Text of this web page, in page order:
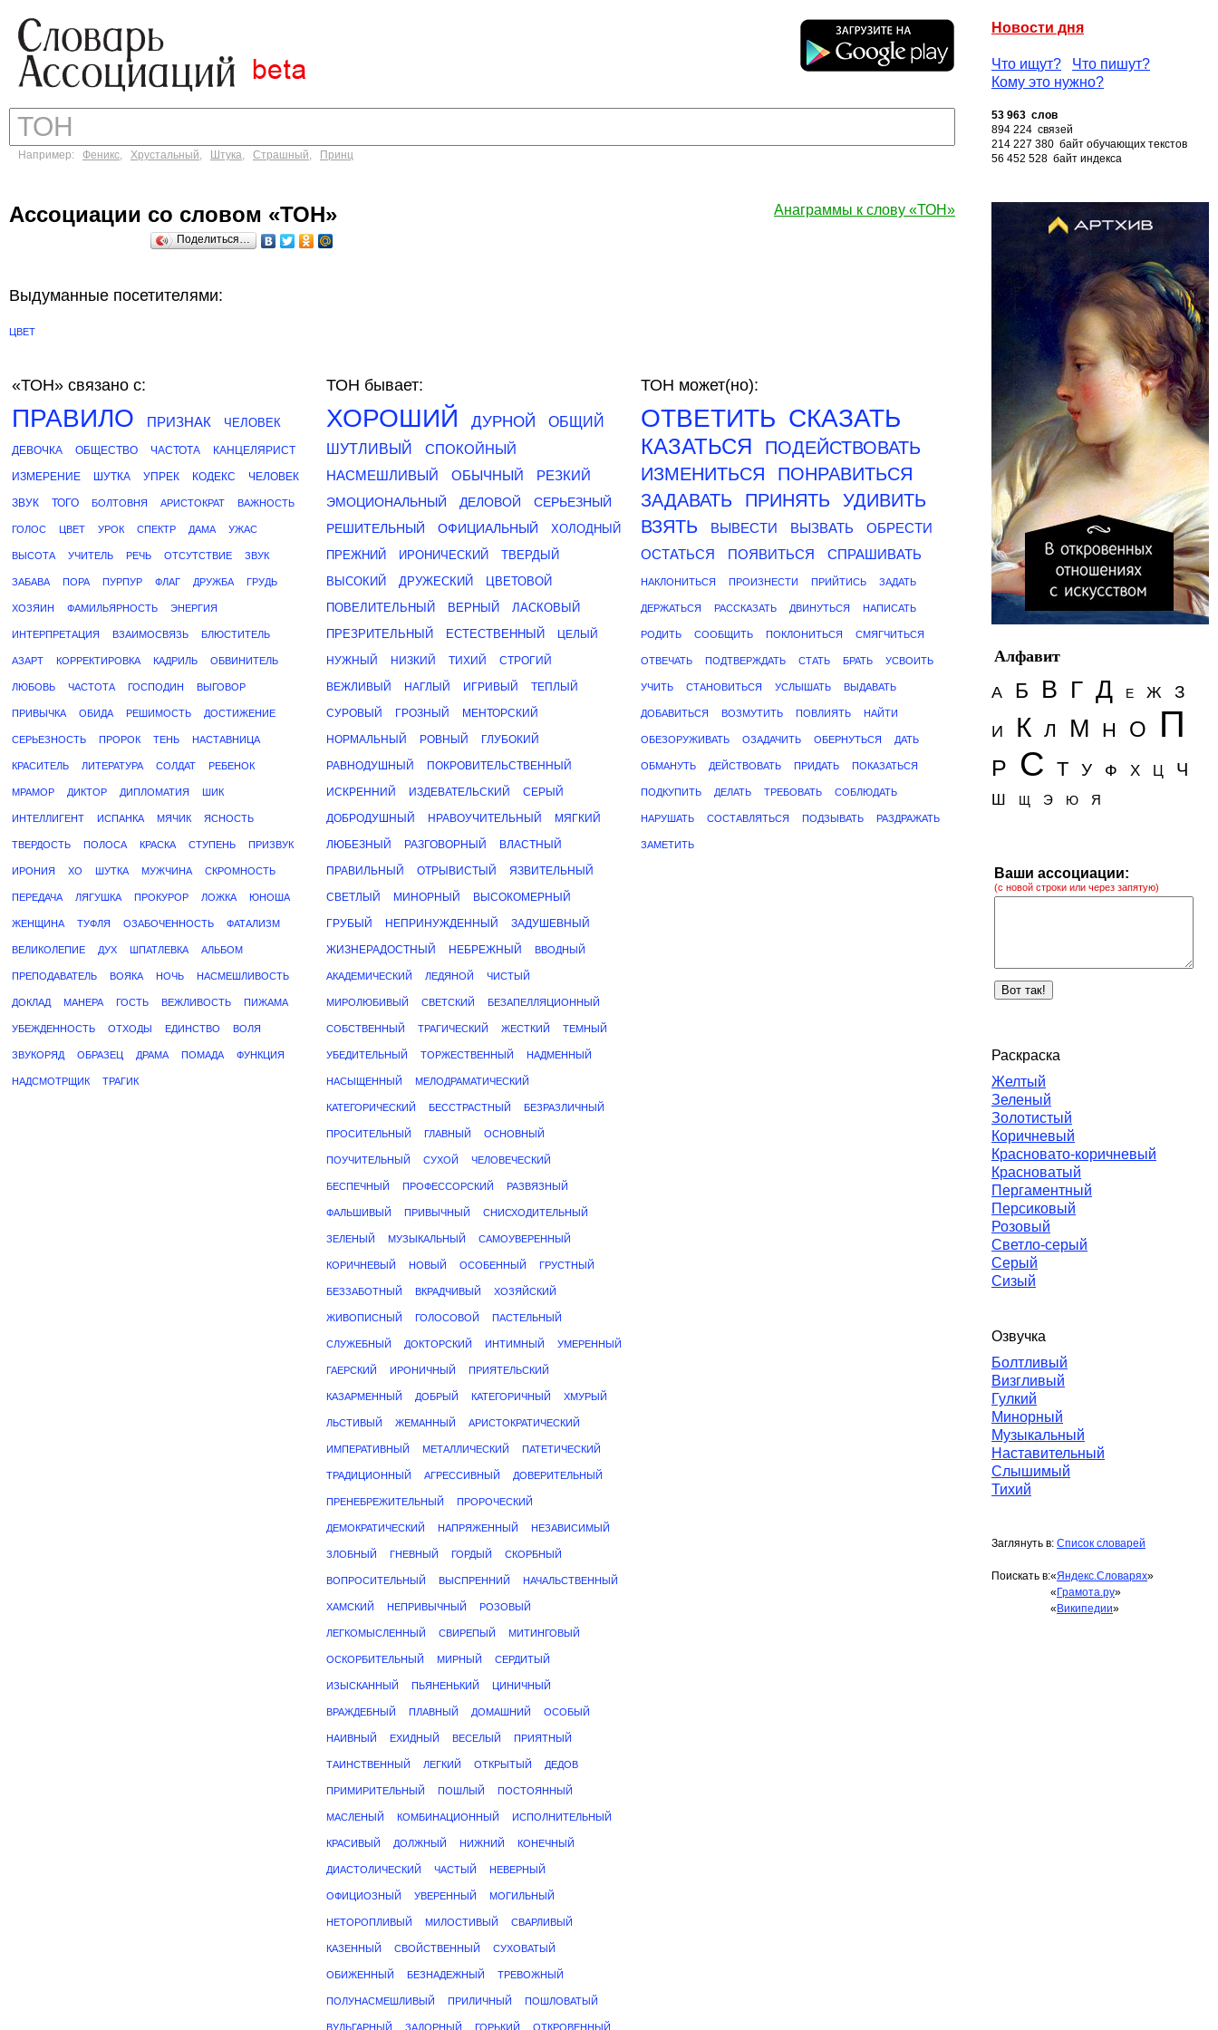
Новости дня
Что ищут?
Что пишут?
Кому это нужно?
Например: Феникс, Хрустальный, Штука, Страшный, Принц
53 963 слов
894 224 связей
214 227 380 байт обучающих текстов
56 452 528 байт индекса
Анаграммы к слову «ТОН»
Ассоциации со словом «ТОН»
Поделиться…
Выдуманные посетителями:
ЦВЕТ
«ТОН» связано с:
ПРАВИЛО ПРИЗНАК ЧЕЛОВЕК
ДЕВОЧКА ОБЩЕСТВО ЧАСТОТА КАНЦЕЛЯРИСТ
ИЗМЕРЕНИЕ ШУТКА УПРЕК КОДЕКС ЧЕЛОВЕК
ЗВУК ТОГО БОЛТОВНЯ АРИСТОКРАТ ВАЖНОСТЬ
ГОЛОС ЦВЕТ УРОК СПЕКТР ДАМА УЖАС
ВЫСОТА УЧИТЕЛЬ РЕЧЬ ОТСУТСТВИЕ ЗВУК
ЗАБАВА ПОРА ПУРПУР ФЛАГ ДРУЖБА ГРУДЬ
ХОЗЯИН ФАМИЛЬЯРНОСТЬ ЭНЕРГИЯ
ИНТЕРПРЕТАЦИЯ ВЗАИМОСВЯЗЬ БЛЮСТИТЕЛЬ
АЗАРТ КОРРЕКТИРОВКА КАДРИЛЬ ОБВИНИТЕЛЬ
ЛЮБОВЬ ЧАСТОТА ГОСПОДИН ВЫГОВОР
ПРИВЫЧКА ОБИДА РЕШИМОСТЬ ДОСТИЖЕНИЕ
СЕРЬЕЗНОСТЬ ПРОРОК ТЕНЬ НАСТАВНИЦА
КРАСИТЕЛЬ ЛИТЕРАТУРА СОЛДАТ РЕБЕНОК
МРАМОР ДИКТОР ДИПЛОМАТИЯ ШИК
ИНТЕЛЛИГЕНТ ИСПАНКА МЯЧИК ЯСНОСТЬ
ТВЕРДОСТЬ ПОЛОСА КРАСКА СТУПЕНЬ ПРИЗВУК
ИРОНИЯ ХО ШУТКА МУЖЧИНА СКРОМНОСТЬ
ПЕРЕДАЧА ЛЯГУШКА ПРОКУРОР ЛОЖКА ЮНОША
ЖЕНЩИНА ТУФЛЯ ОЗАБОЧЕННОСТЬ ФАТАЛИЗМ
ВЕЛИКОЛЕПИЕ ДУХ ШПАТЛЕВКА АЛЬБОМ
ПРЕПОДАВАТЕЛЬ ВОЯКА НОЧЬ НАСМЕШЛИВОСТЬ
ДОКЛАД МАНЕРА ГОСТЬ ВЕЖЛИВОСТЬ ПИЖАМА
УБЕЖДЕННОСТЬ ОТХОДЫ ЕДИНСТВО ВОЛЯ
ЗВУКОРЯД ОБРАЗЕЦ ДРАМА ПОМАДА ФУНКЦИЯ
НАДСМОТРЩИК ТРАГИК
ТОН бывает:
ХОРОШИЙ ДУРНОЙ
ОБЩИЙ
ШУТЛИВЫЙ
СПОКОЙНЫЙ
НАСМЕШЛИВЫЙ
ОБЫЧНЫЙ РЕЗКИЙ
ЭМОЦИОНАЛЬНЫЙ ДЕЛОВОЙ
СЕРЬЕЗНЫЙ
РЕШИТЕЛЬНЫЙ
ОФИЦИАЛЬНЫЙ
ХОЛОДНЫЙ
ПРЕЖНИЙ
ИРОНИЧЕСКИЙ
ТВЕРДЫЙ
ВЫСОКИЙ
ДРУЖЕСКИЙ
ЦВЕТОВОЙ
ПОВЕЛИТЕЛЬНЫЙ
ВЕРНЫЙ
ЛАСКОВЫЙ
ПРЕЗРИТЕЛЬНЫЙ
ЕСТЕСТВЕННЫЙ ЦЕЛЫЙ
НУЖНЫЙ НИЗКИЙ ТИХИЙ СТРОГИЙ
ВЕЖЛИВЫЙ НАГЛЫЙ ИГРИВЫЙ ТЕПЛЫЙ
СУРОВЫЙ ГРОЗНЫЙ МЕНТОРСКИЙ
НОРМАЛЬНЫЙ РОВНЫЙ ГЛУБОКИЙ
РАВНОДУШНЫЙ ПОКРОВИТЕЛЬСТВЕННЫЙ
ИСКРЕННИЙ ИЗДЕВАТЕЛЬСКИЙ СЕРЫЙ
ДОБРОДУШНЫЙ НРАВОУЧИТЕЛЬНЫЙ МЯГКИЙ
ЛЮБЕЗНЫЙ РАЗГОВОРНЫЙ ВЛАСТНЫЙ
ПРАВИЛЬНЫЙ ОТРЫВИСТЫЙ ЯЗВИТЕЛЬНЫЙ
СВЕТЛЫЙ МИНОРНЫЙ ВЫСОКОМЕРНЫЙ
ГРУБЫЙ НЕПРИНУЖДЕННЫЙ ЗАДУШЕВНЫЙ
ЖИЗНЕРАДОСТНЫЙ НЕБРЕЖНЫЙ ВВОДНЫЙ
АКАДЕМИЧЕСКИЙ ЛЕДЯНОЙ ЧИСТЫЙ
МИРОЛЮБИВЫЙ СВЕТСКИЙ БЕЗАПЕЛЛЯЦИОННЫЙ
СОБСТВЕННЫЙ ТРАГИЧЕСКИЙ ЖЕСТКИЙ ТЕМНЫЙ
УБЕДИТЕЛЬНЫЙ ТОРЖЕСТВЕННЫЙ НАДМЕННЫЙ
НАСЫЩЕННЫЙ МЕЛОДРАМАТИЧЕСКИЙ
КАТЕГОРИЧЕСКИЙ БЕССТРАСТНЫЙ БЕЗРАЗЛИЧНЫЙ
ПРОСИТЕЛЬНЫЙ ГЛАВНЫЙ ОСНОВНЫЙ
ПОУЧИТЕЛЬНЫЙ СУХОЙ ЧЕЛОВЕЧЕСКИЙ
БЕСПЕЧНЫЙ ПРОФЕССОРСКИЙ РАЗВЯЗНЫЙ
ФАЛЬШИВЫЙ ПРИВЫЧНЫЙ СНИСХОДИТЕЛЬНЫЙ
ЗЕЛЕНЫЙ МУЗЫКАЛЬНЫЙ САМОУВЕРЕННЫЙ
КОРИЧНЕВЫЙ НОВЫЙ ОСОБЕННЫЙ ГРУСТНЫЙ
БЕЗЗАБОТНЫЙ ВКРАДЧИВЫЙ ХОЗЯЙСКИЙ
ЖИВОПИСНЫЙ ГОЛОСОВОЙ ПАСТЕЛЬНЫЙ
СЛУЖЕБНЫЙ ДОКТОРСКИЙ ИНТИМНЫЙ УМЕРЕННЫЙ
ГАЕРСКИЙ ИРОНИЧНЫЙ ПРИЯТЕЛЬСКИЙ
КАЗАРМЕННЫЙ ДОБРЫЙ КАТЕГОРИЧНЫЙ ХМУРЫЙ
ЛЬСТИВЫЙ ЖЕМАННЫЙ АРИСТОКРАТИЧЕСКИЙ
ИМПЕРАТИВНЫЙ МЕТАЛЛИЧЕСКИЙ ПАТЕТИЧЕСКИЙ
ТРАДИЦИОННЫЙ АГРЕССИВНЫЙ ДОВЕРИТЕЛЬНЫЙ
ПРЕНЕБРЕЖИТЕЛЬНЫЙ ПРОРОЧЕСКИЙ
ДЕМОКРАТИЧЕСКИЙ НАПРЯЖЕННЫЙ НЕЗАВИСИМЫЙ
ЗЛОБНЫЙ ГНЕВНЫЙ ГОРДЫЙ СКОРБНЫЙ
ВОПРОСИТЕЛЬНЫЙ ВЫСПРЕННИЙ НАЧАЛЬСТВЕННЫЙ
ХАМСКИЙ НЕПРИВЫЧНЫЙ РОЗОВЫЙ
ЛЕГКОМЫСЛЕННЫЙ СВИРЕПЫЙ МИТИНГОВЫЙ
ОСКОРБИТЕЛЬНЫЙ МИРНЫЙ СЕРДИТЫЙ
ИЗЫСКАННЫЙ ПЬЯНЕНЬКИЙ ЦИНИЧНЫЙ
ВРАЖДЕБНЫЙ ПЛАВНЫЙ ДОМАШНИЙ ОСОБЫЙ
НАИВНЫЙ ЕХИДНЫЙ ВЕСЕЛЫЙ ПРИЯТНЫЙ
ТАИНСТВЕННЫЙ ЛЕГКИЙ ОТКРЫТЫЙ ДЕДОВ
ПРИМИРИТЕЛЬНЫЙ ПОШЛЫЙ ПОСТОЯННЫЙ
МАСЛЕНЫЙ КОМБИНАЦИОННЫЙ ИСПОЛНИТЕЛЬНЫЙ
КРАСИВЫЙ ДОЛЖНЫЙ НИЖНИЙ КОНЕЧНЫЙ
ДИАСТОЛИЧЕСКИЙ ЧАСТЫЙ НЕВЕРНЫЙ
ОФИЦИОЗНЫЙ УВЕРЕННЫЙ МОГИЛЬНЫЙ
НЕТОРОПЛИВЫЙ МИЛОСТИВЫЙ СВАРЛИВЫЙ
КАЗЕННЫЙ СВОЙСТВЕННЫЙ СУХОВАТЫЙ
ОБИЖЕННЫЙ БЕЗНАДЕЖНЫЙ ТРЕВОЖНЫЙ
ПОЛУНАСМЕШЛИВЫЙ ПРИЛИЧНЫЙ ПОШЛОВАТЫЙ
ВУЛЬГАРНЫЙ ЗАДОРНЫЙ ГОРЬКИЙ ОТКРОВЕННЫЙ
ТОН может(но):
ОТВЕТИТЬ СКАЗАТЬ
КАЗАТЬСЯ
ПОДЕЙСТВОВАТЬ
ИЗМЕНИТЬСЯ
ПОНРАВИТЬСЯ
ЗАДАВАТЬ
ПРИНЯТЬ
УДИВИТЬ
ВЗЯТЬ
ВЫВЕСТИ ВЫЗВАТЬ
ОБРЕСТИ
ОСТАТЬСЯ
ПОЯВИТЬСЯ СПРАШИВАТЬ
НАКЛОНИТЬСЯ ПРОИЗНЕСТИ ПРИЙТИСЬ ЗАДАТЬ
ДЕРЖАТЬСЯ РАССКАЗАТЬ ДВИНУТЬСЯ НАПИСАТЬ
РОДИТЬ СООБЩИТЬ ПОКЛОНИТЬСЯ СМЯГЧИТЬСЯ
ОТВЕЧАТЬ ПОДТВЕРЖДАТЬ СТАТЬ БРАТЬ УСВОИТЬ
УЧИТЬ СТАНОВИТЬСЯ УСЛЫШАТЬ ВЫДАВАТЬ
ДОБАВИТЬСЯ ВОЗМУТИТЬ ПОВЛИЯТЬ НАЙТИ
ОБЕЗОРУЖИВАТЬ ОЗАДАЧИТЬ ОБЕРНУТЬСЯ ДАТЬ
ОБМАНУТЬ ДЕЙСТВОВАТЬ ПРИДАТЬ ПОКАЗАТЬСЯ
ПОДКУПИТЬ ДЕЛАТЬ ТРЕБОВАТЬ СОБЛЮДАТЬ
НАРУШАТЬ СОСТАВЛЯТЬСЯ ПОДЗЫВАТЬ РАЗДРАЖАТЬ
ЗАМЕТИТЬ
Алфавит
А
Б В Г Д Е Ж З
И К Л М Н О П
Р С Т У Ф Х Ц Ч
Ш Щ Э Ю Я
Ваши ассоциации:
(с новой строки или через запятую)
Раскраска
Желтый
Зеленый
Золотистый
Коричневый
Красновато-коричневый
Красноватый
Пергаментный
Персиковый
Розовый
Светло-серый
Серый
Сизый
Озвучка
Болтливый
Визгливый
Гулкий
Минорный
Музыкальный
Наставительный
Слышимый
Тихий
Заглянуть в: Список словарей
Поискать в:«Яндекс.Словарях»
« Грамота.ру»
« Википедии»